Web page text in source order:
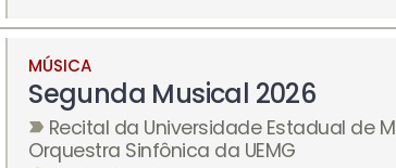
MÚSICA
Segunda Musical 2026
Recital da Universidade Estadual de
Orquestra Sinfônica da UEMG